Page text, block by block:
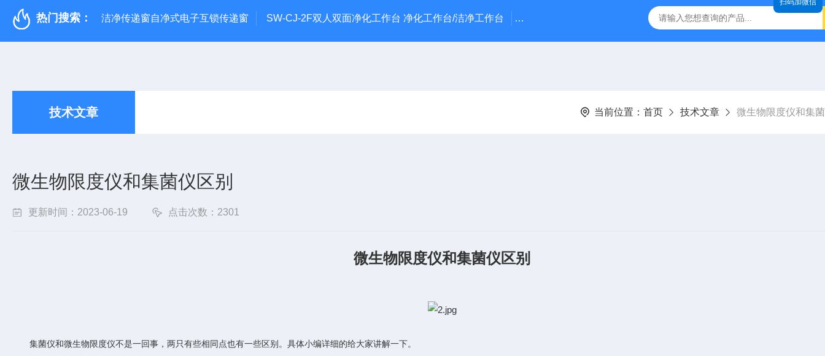
热门搜索： 洁净传递窗自净式电子互锁传递窗 SW-CJ-2F双人双面净化工作台 净化工作台/洁净工作台 FLY-1型风量仪 BHC-1300IIA/B3生物安全柜哪家好
技术文章 当前位置： 首页 技术文章 微生物限度仪和集
微生物限度仪和集菌仪区别
更新时间：2023-06-19 点击次数：2301
微生物限度仪和集菌仪区别
集菌仪和微生物限度仪不是一回事，两只有些相同点也有一些区别。具体小编详细的给大家讲解一下。